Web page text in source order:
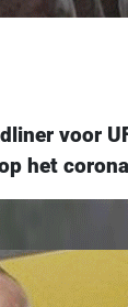
voor
het